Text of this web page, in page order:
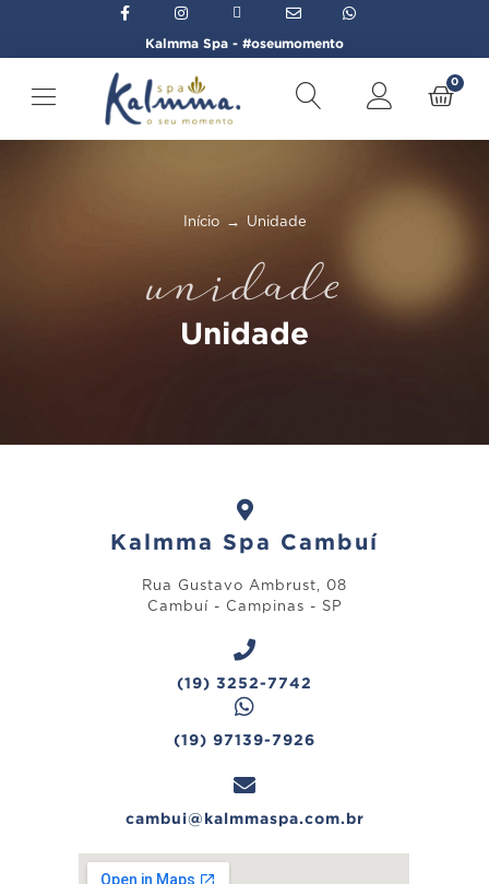
Kalmma Spa - #oseumomento
0
Início → Unidade
unidade
Unidade
Kalmma Spa Cambuí
Rua Gustavo Ambrust, 08
Cambuí - Campinas - SP
(19) 3252-7742
(19) 97139-7926
cambui@kalmmaspa.com.br